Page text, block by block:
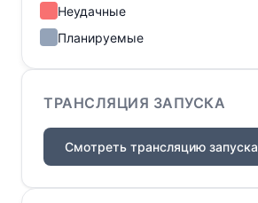
Неудачные
Планируемые
ТРАНСЛЯЦИЯ ЗАПУСКА
Смотреть трансляцию запуска